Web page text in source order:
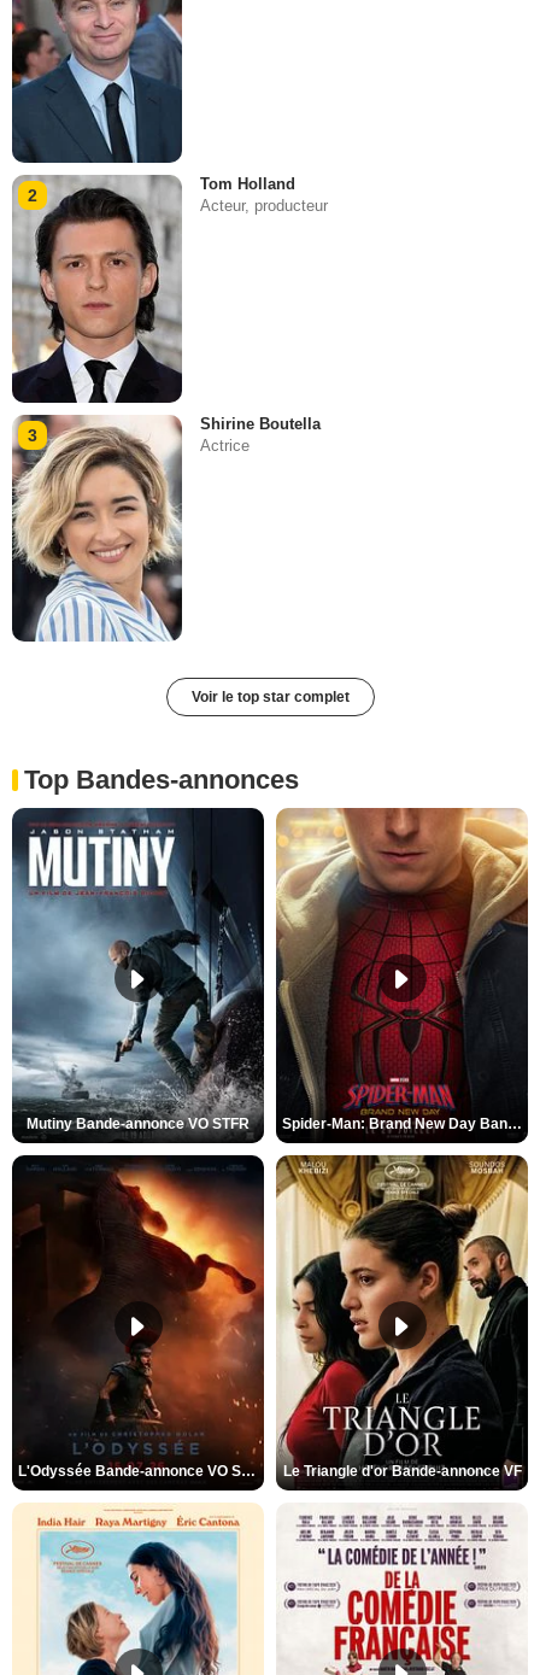
2
Tom Holland
Acteur, producteur
3
Shirine Boutella
Actrice
Voir le top star complet
Top Bandes-annonces
Mutiny Bande-annonce VO STFR Spider-Man: Brand New Day Bande-annonce VO STFR
L'Odyssée Bande-annonce VO STFR Le Triangle d'or Bande-annonce VF